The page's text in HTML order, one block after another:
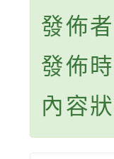
發佈
發佈
內容